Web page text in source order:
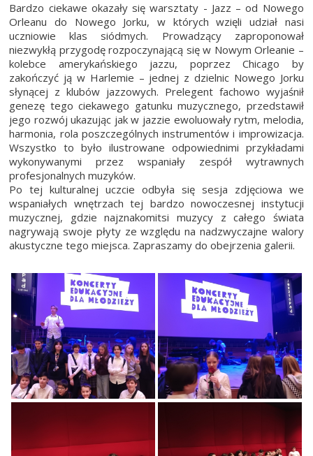
Bardzo ciekawe okazały się warsztaty - Jazz – od Nowego
Orleanu do Nowego Jorku, w których wzięli udział nasi
uczniowie klas siódmych. Prowadzący zaproponował
niezwykłą przygodę rozpoczynającą się w Nowym Orleanie –
kolebce amerykańskiego jazzu, poprzez Chicago by
zakończyć ją w Harlemie – jednej z dzielnic Nowego Jorku
słynącej z klubów jazzowych. Prelegent fachowo wyjaśnił
genezę tego ciekawego gatunku muzycznego, przedstawił
jego rozwój ukazując jak w jazzie ewoluowały rytm, melodia,
harmonia, rola poszczególnych instrumentów i improwizacja.
Wszystko to było ilustrowane odpowiednimi przykładami
wykonywanymi przez wspaniały zespół wytrawnych
profesjonalnych muzyków.
Po tej kulturalnej uczcie odbyła się sesja zdjęciowa we
wspaniałych wnętrzach tej bardzo nowoczesnej instytucji
muzycznej, gdzie najznakomitsi muzycy z całego świata
nagrywają swoje płyty ze względu na nadzwyczajne walory
akustyczne tego miejsca. Zapraszamy do obejrzenia galerii.